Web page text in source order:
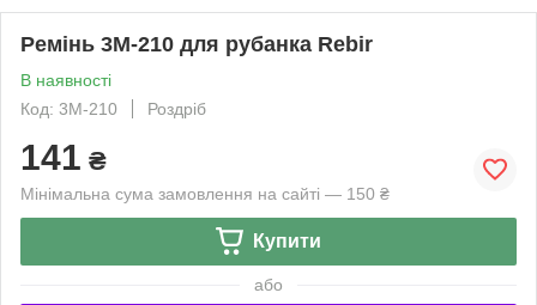
Ремінь 3M-210 для рубанка Rebir
В наявності
Код: 3M-210
Роздріб
141 ₴
Мінімальна сума замовлення на сайті — 150 ₴
Купити
або